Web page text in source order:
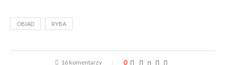
OBIAD RYBA
16 komentarzy 0